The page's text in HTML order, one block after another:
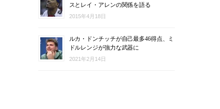
スとレイ・アレンの関係を語る
2015年4月18日
ルカ・ドンチッチが自己最多46得点、ミ
ドルレンジが強力な武器に
2021年2月14日